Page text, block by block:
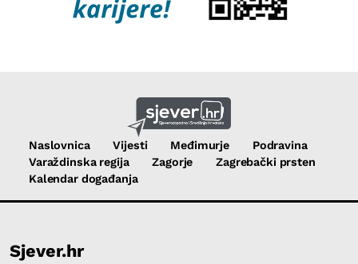
Naslovnica Vijesti Međimurje
Podravina
Varaždinska regija
Zagorje
Zagrebački prsten
Kalendar događanja
Sjever.hr